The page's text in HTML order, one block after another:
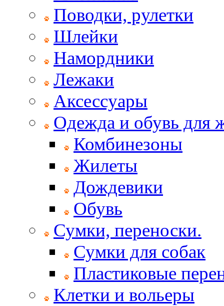
Поводки, рулетки
Шлейки
Намордники
Лежаки
Аксессуары
Одежда и обувь для
Комбинезоны
Жилеты
Дождевики
Обувь
Сумки, переноски.
Сумки для собак
Пластиковые
Клетки и вольеры